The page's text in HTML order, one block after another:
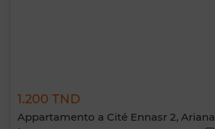
1.200 TND
Appartamento a Cité Ennasr 2, Ariana